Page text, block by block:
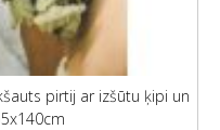
pirtij ar izšūtu ķipi un